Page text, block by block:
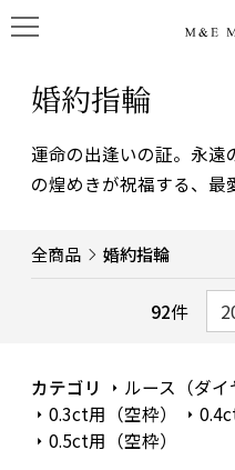
婚約指輪
運命の出逢いの証。永遠
の煌めきが祝福する、最
全商品 婚約指輪
92件
カテゴリ ルース（ダイ
0.3ct用（空枠）
0.5ct用（空枠）